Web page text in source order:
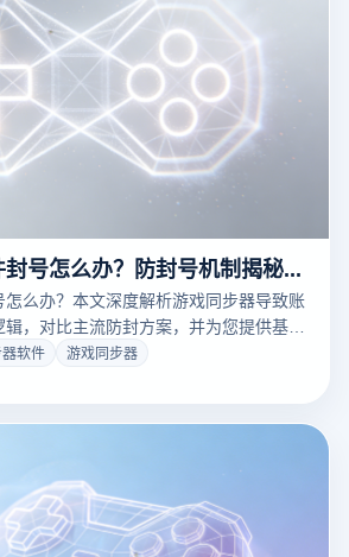
游戏同步器软件封号怎么办？防封号机制揭秘与多开浏览器终极解决方案
么办？本文深度解析游戏同步器导致账
，对比主流防封方案，并为您提供基于
境隔离与窗口同步终极解决方案，助您彻
软件
游戏同步器